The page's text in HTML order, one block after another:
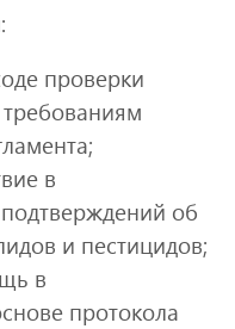
проверки
требованиям
в
об
и пестицидов;
в
протокола